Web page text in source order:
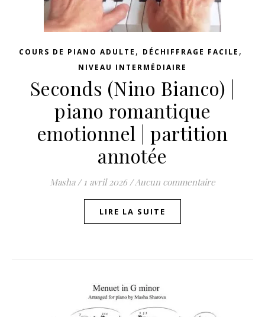
COURS DE PIANO ADULTE , DÉCHIFFRAGE FACILE ,
NIVEAU INTERMÉDIAIRE
Seconds (Nino Bianco) |
piano romantique
emotionnel | partition
annotée
Masha / 1 avril 2026 /Aucun commentaire
LIRE LA SUITE